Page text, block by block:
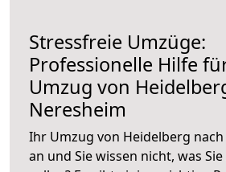
Stressfreie Umzüge:
Professionelle Hilfe
Umzug von
Neresheim
Ihr Umzug von Heidelberg
an und Sie wissen nicht, was